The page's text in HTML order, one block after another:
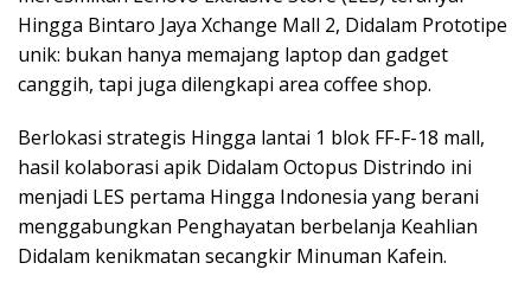
Hingga Bintaro Jaya Xchange Mall 2, Didalam Prototipe
unik: bukan hanya memajang laptop dan gadget
canggih, tapi juga dilengkapi area coffee shop.
Berlokasi strategis Hingga lantai 1 blok FF-F-18 mall,
hasil kolaborasi apik Didalam Octopus Distrindo ini
menjadi LES pertama Hingga Indonesia yang berani
menggabungkan Penghayatan berbelanja Keahlian
Didalam kenikmatan secangkir Minuman Kafein.